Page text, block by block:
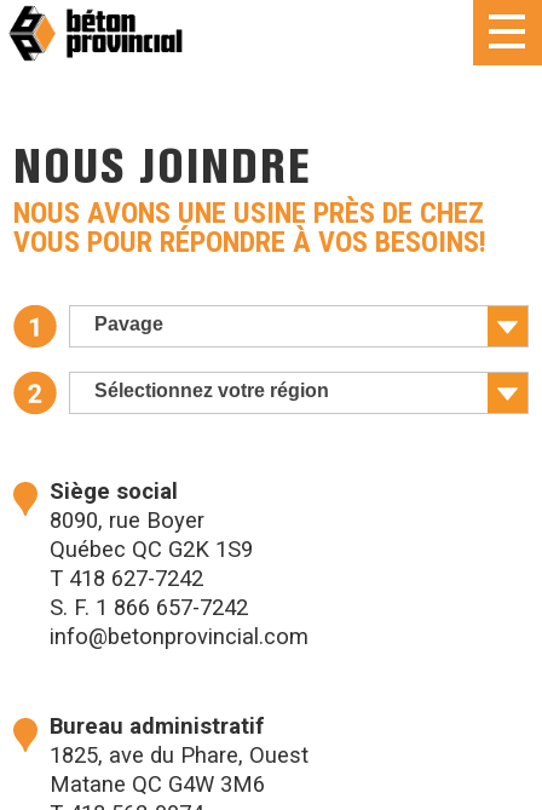
NOUS JOINDRE
NOUS AVONS UNE USINE PRÈS DE CHEZ
VOUS POUR RÉPONDRE À VOS BESOINS!
Pavage
Sélectionnez votre région
Siège social
8090, rue Boyer
Québec QC G2K 1S9
T 418 627-7242
S. F. 1 866 657-7242
info@betonprovincial.com
Bureau administratif
1825, ave du Phare, Ouest
Matane QC G4W 3M6